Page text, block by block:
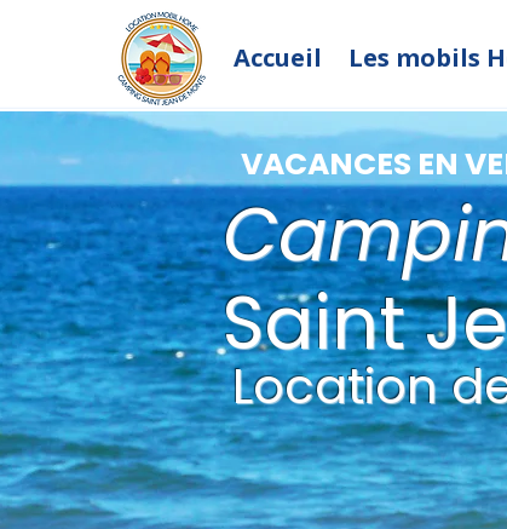
Accueil Les mobils
Location
Saint
VACANCES EN